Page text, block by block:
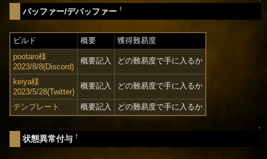
バッファー/デバッファー†
ビルド 概要
獲得難易度
pootaro様
2023/8/8(Discord)
概要記入 どの難易度で手に入るか
keiya様
2023/5/28(Twitter)
概要記入 どの難易度で手に入るか
テンプレート 概要記入 どの難易度で手に入るか
↑
状態異常付与†